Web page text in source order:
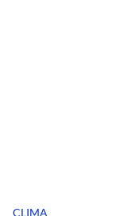
CLIMA